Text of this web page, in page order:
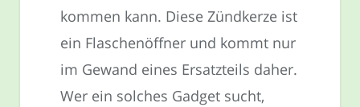
kommen kann. Diese Zündkerze ist
ein Flaschenöffner und kommt nur
im Gewand eines Ersatzteils daher.
Wer ein solches Gadget sucht,